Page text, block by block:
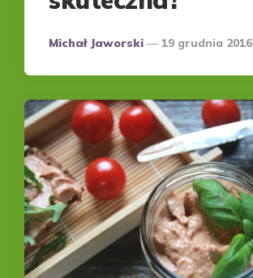
Posted
Michał Jaworski 19 grudnia 2016